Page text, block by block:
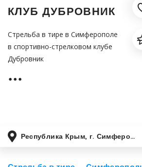
КЛУБ ДУБРОВНИК
Стрельба в тире в Симферополе
в спортивно-стрелковом клубе
Дубровник
Республика Крым, г. Симферополь,ул. Беспалова, 103